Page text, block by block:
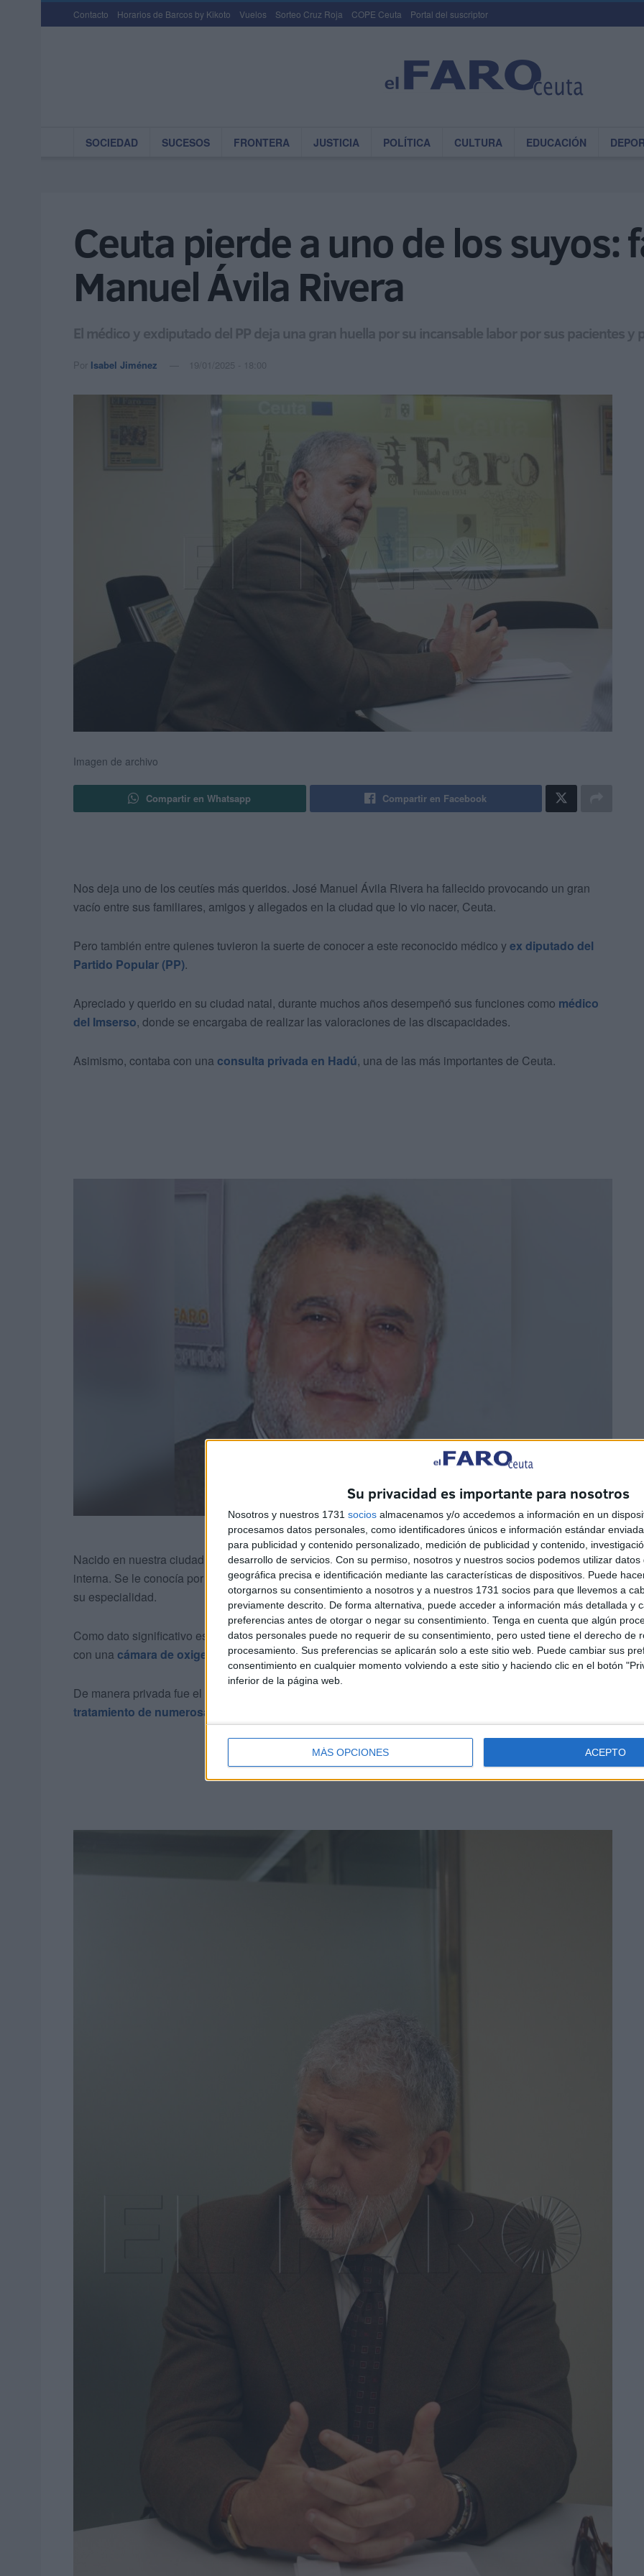
Su privacidad es importante para nosotros
Nosotros y nuestros 1731 socios almacenamos y/o accedemos a información en un
procesamos datos personales, como identificadores únicos e información estándar
para publicidad y contenido personalizado, medición de publicidad y contenido,
desarrollo de servicios. Con su permiso, nosotros y nuestros socios podemos utilizar datos
geográfica precisa e identificación mediante las características de dispositivos. Puede
otorgarnos su consentimiento a nosotros y a nuestros 1731 socios para que llevemos a
previamente descrito. De forma alternativa, puede acceder a información más detallada y
preferencias antes de otorgar o negar su consentimiento. Tenga en cuenta que algún
datos personales puede no requerir de su consentimiento, pero usted tiene el derecho de
procesamiento. Sus preferencias se aplicarán solo a este sitio web. Puede cambiar sus
consentimiento en cualquier momento volviendo a este sitio y haciendo clic en el botón
inferior de la página web.
MÁS OPCIONES ACEPTO
Contacto Horarios de Barcos by Kikoto Vuelos Sorteo Cruz Roja COPE Ceuta Portal del suscriptor
SOCIEDAD SUCESOS FRONTERA JUSTICIA POLÍTICA CULTURA EDUCACIÓN
Ceuta pierde a uno de los suyos:
Manuel Ávila Rivera
El médico y exdiputado del PP deja una gran huella por su incansable labor por sus pacientes y
Por Isabel Jiménez 19/01/2025 - 18:00
Imagen de archivo
Compartir en Whatsapp Compartir en Facebook
Nos deja uno de los ceutíes más queridos. José Manuel Ávila Rivera ha fallecido provocando un gran
vacío entre sus familiares, amigos y allegados en la ciudad que lo vio nacer, Ceuta.
Pero también entre quienes tuvieron la suerte de conocer a este reconocido médico yex diputado del
Partido Popular (PP).
Apreciado y querido en su ciudad natal, durante muchos años desempeñó sus funciones como médico
del Imserso, donde se encargaba de realizar las valoraciones de las discapacidades.
Asimismo, contaba con una consulta privada en Hadú, una de las más importantes de Ceuta.
Nacido en nuestra ciudad, estudió lacarrera de medicina en Sevilla siendo especialista de medicina
interna. Se le conocía por estar siempre muy al tanto de todos los avances médicos, aunque no fueran de
su especialidad.
Como dato significativo es importante recordar que en 2021 gracias a diligencias y esfuerzos, pudo contar
con una cámara de oxigenoterapia hiperbárica, aplicable a multitud de patologías.
De manera privada fue el responsable de introducir en Ceuta este equipo con gran éxito para el
tratamiento de numerosas enfermedades